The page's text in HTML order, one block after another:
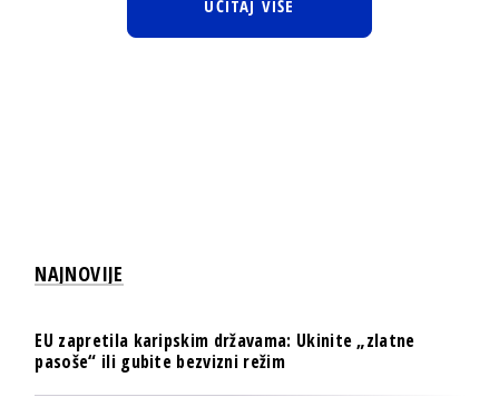
UČITAJ VIŠE
NAJNOVIJE
EU zapretila karipskim državama: Ukinite „zlatne
pasoše“ ili gubite bezvizni režim